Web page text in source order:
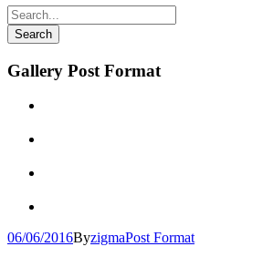
Gallery Post Format
06/06/2016ByzigmaPost Format